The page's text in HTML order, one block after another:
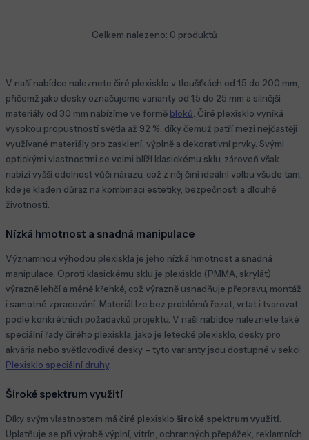
Celkem nalezeno: 0 produktů
V naší nabídce naleznete čiré plexisklo v tloušťkách od 1,5 do 200 mm,
přičemž jako desky označujeme varianty od 1,5 do 25 mm a silnější
materiály od 30 mm nabízíme ve formě bloků . Čiré plexisklo vyniká
vysokou propustností světla až 92 %, díky čemuž patří mezi nejčastěji
využívané materiály pro zasklení, výplně a dekorativní prvky. Svými
optickými vlastnostmi se velmi blíží klasickému sklu, zároveň však
nabízí vyšší odolnost vůči nárazu, což z něj činí ideální volbu všude tam,
kde je kladen důraz na kombinaci estetiky, bezpečnosti a dlouhé
životnosti.
Nízká hmotnost a snadná manipulace
Významnou výhodou plexiskla je jeho nízká hmotnost a snadná
manipulace. Oproti klasickému sklu je plexisklo (PMMA, skrylát)
výrazně lehčí a méně křehké, což výrazně usnadňuje přepravu, montáž
i samotné zpracování. Materiál lze bez problémů řezat, vrtat i tvarovat
podle konkrétních požadavků projektu. V naší nabídce naleznete také
speciální řady čirého plexiskla, jako je letecké plexisklo, desky pro
akvária nebo světlovodivé desky – tyto varianty jsou dostupné v sekci
Plexisklo speciální druhy.
Široké spektrum využití
Díky svým vlastnostem má čiré plexisklo široké spektrum využití
Uplatňuje se při výrobě výplní, vitrín, ochranných přepážek, reklamních